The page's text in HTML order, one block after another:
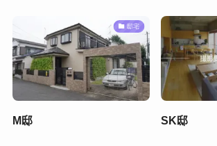
邸宅
M邸 SK邸